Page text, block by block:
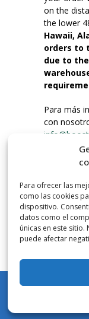
Para ofrecer las
como las cookies
dispositivo.
datos como el
únicas en este
puede afectar
on the
the lower
Hawaii,
orders to
due to
Para más
con
Colocar
el botón e
debajo de
gatillo
por la boca.
NÚMERO
Los botes
más de 3
Aviator.